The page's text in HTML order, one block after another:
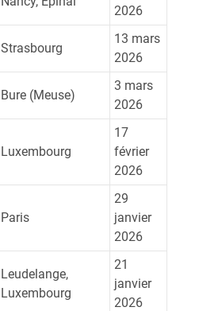
2026
Strasbourg
13 mars
2026
Bure (Meuse)
3 mars
2026
Luxembourg
17
février
2026
Paris
29
janvier
2026
Leudelange,
Luxembourg
21
janvier
2026